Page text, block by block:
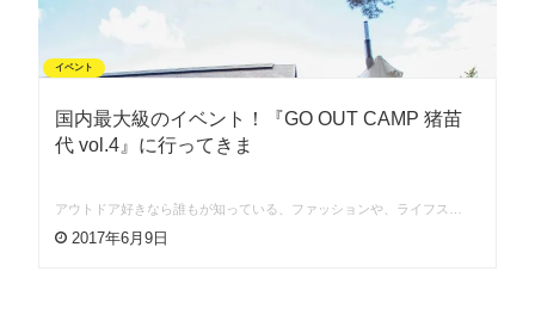
イベント
国内最大級のイベント！『GO OUT CAMP 猪苗
代 vol.4』に行ってきま
アウトドア好きなら誰もが知っている、ファッションや、ライフス…
2017年6月9日